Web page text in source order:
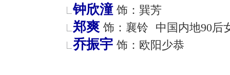
钟欣潼 饰：巽芳
郑爽 饰：襄铃 中国内地90后
乔振宇 饰：欧阳少恭